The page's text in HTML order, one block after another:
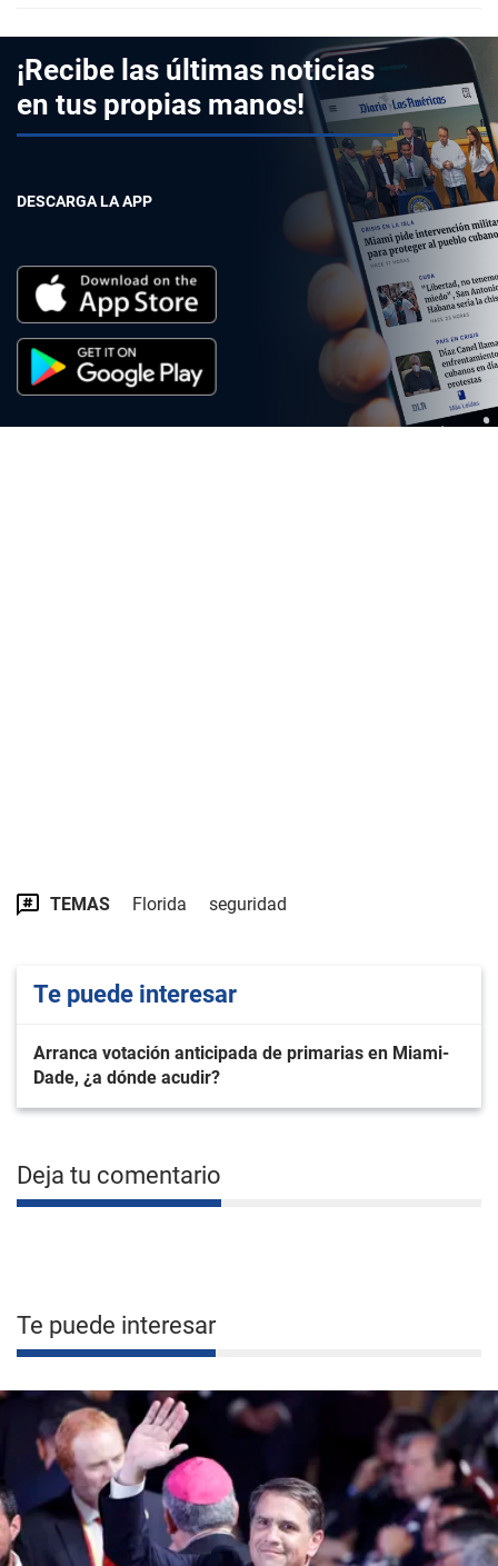
¡Recibe las últimas noticias
en tus propias manos!
DESCARGA LA APP
TEMAS Florida seguridad
Te puede interesar
Arranca votación anticipada de primarias en Miami-
Dade, ¿a dónde acudir?
Deja tu comentario
Te puede interesar